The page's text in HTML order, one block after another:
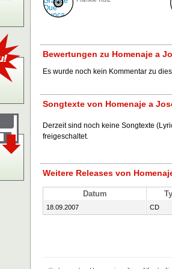
Bewertungen zu Homenaje a
Es wurde noch kein Kommentar zu
Songtexte von Homenaje a
Derzeit sind noch keine Songtexte
freigeschaltet.
Weitere Releases von
Datum
18.09.2007 CD